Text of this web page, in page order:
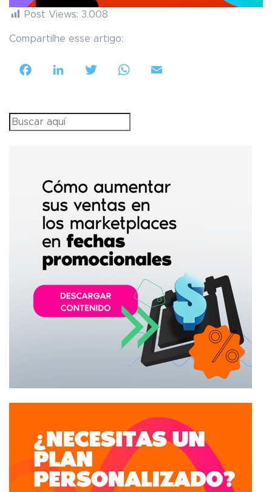
Post Views: 3.008
Compartilhe esse artigo:
FacebookLinkedIn Twitter WhatsApp
Search